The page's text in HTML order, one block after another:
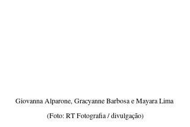
Giovanna Alparone, Gracyanne Barbosa e Mayara Lima
(Foto: RT Fotografia / divulgação)